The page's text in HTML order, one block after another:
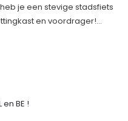
je een stevige stadsfiets
en voordrager!...
BE !